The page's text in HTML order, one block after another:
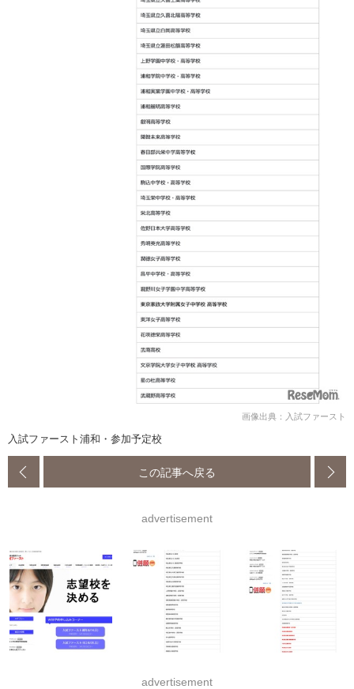
画像出典：入試ファースト
入試ファースト浦和・参加予定校
この記事へ戻る
advertisement
advertisement